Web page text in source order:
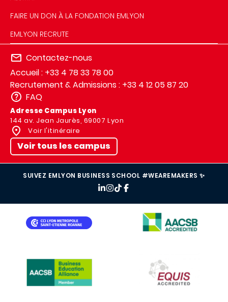
FAIRE UN DON À LA FONDATION EMLYON
EMLYON RECRUTE
Contactez-nous
Accueil : +33 4 78 33 78 00
Recrutement & Admissions : +33 4 12 05 87 20
FAQ
Adresse Campus Lyon
144 av. Jean Jaurès, 69007 Lyon
Voir l'itinéraire
Voir tous les campus
SUIVEZ EMLYON BUSINESS SCHOOL #WEAREMAKERS ✨
IMAGE